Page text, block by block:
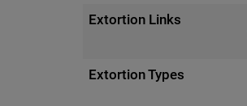
Extortion Links
Extortion Types